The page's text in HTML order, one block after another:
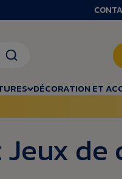
DÉCORATION ET
de